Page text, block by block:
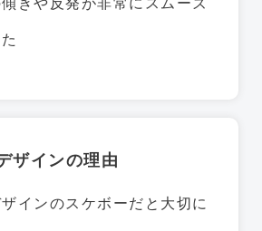
きや反発が非常にスムーズ
ザインの理由
インのスケボーだと大切に